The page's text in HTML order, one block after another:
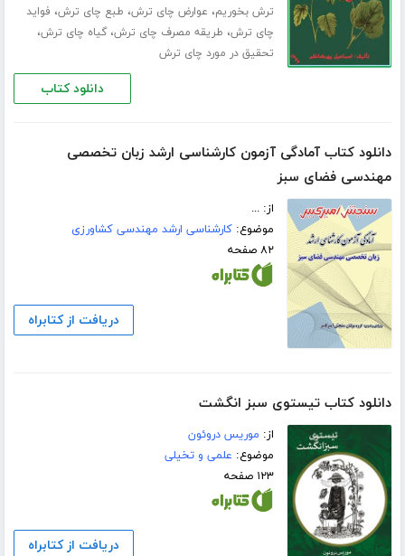
ترش بخوریم، عوارض چای ترش، طبع چای ترش، فواید
چای ترش، طریقه مصرف چای ترش،گیاه چای ترش،
تحقیق در مورد چای ترش
دانلود کتاب
دانلود کتاب آمادگی آزمون کارشناسی ارشد زبان تخصصی
مهندسی فضای سبز
از: ...
موضوع:کارشناسی ارشد مهندسی کشاورزی
۸۲ صفحه
دریافت از کتابراه
دانلود کتاب تیستوی سبز انگشت
از: موریس دروئون
موضوع: علمی و تخیلی
۱۲۳ صفحه
دریافت از کتابراه